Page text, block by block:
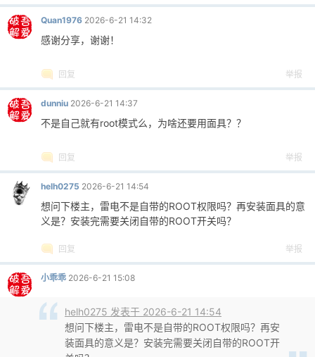
Quan1976 2026-6-21 14:32
感谢分享，谢谢！
回复 举报
dunniu 2026-6-21 14:37
不是自己就有root模式么，为啥还要用面具？？
回复 举报
helh0275 2026-6-21 14:54
想问下楼主，雷电不是自带的ROOT权限吗？再安装面具的意
义是？安装完需要关闭自带的ROOT开关吗？
回复 举报
小乖乖 2026-6-21 15:08
helh0275 发表于 2026-6-21 14:54
想问下楼主，雷电不是自带的ROOT权限吗？再安
装面具的意义是？安装完需要关闭自带的ROOT开